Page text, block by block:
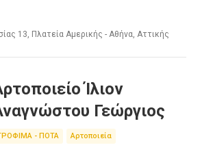
13, Πλατεία Αμερικής - Αθήνα, Αττικής
Ίλιον
Γεώργιος
- ΠΟΤΑ Αρτοποιεία